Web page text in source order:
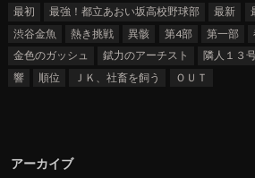
最初
最強！都立あおい坂高校野球部 最新
渋谷金魚
熱き挑戦 異骸 第4部 第一部
金色のガッシュ
錻力のアーチスト 隣人１３
響
順位 ＪＫ、社畜を飼う ＯＵＴ
アーカイブ